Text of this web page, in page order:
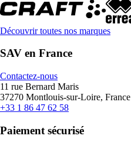
Découvrir toutes nos marques
SAV en France
Contactez-nous
11 rue Bernard Maris
37270 Montlouis-sur-Loire, France
+33 1 86 47 62 58
Paiement sécurisé